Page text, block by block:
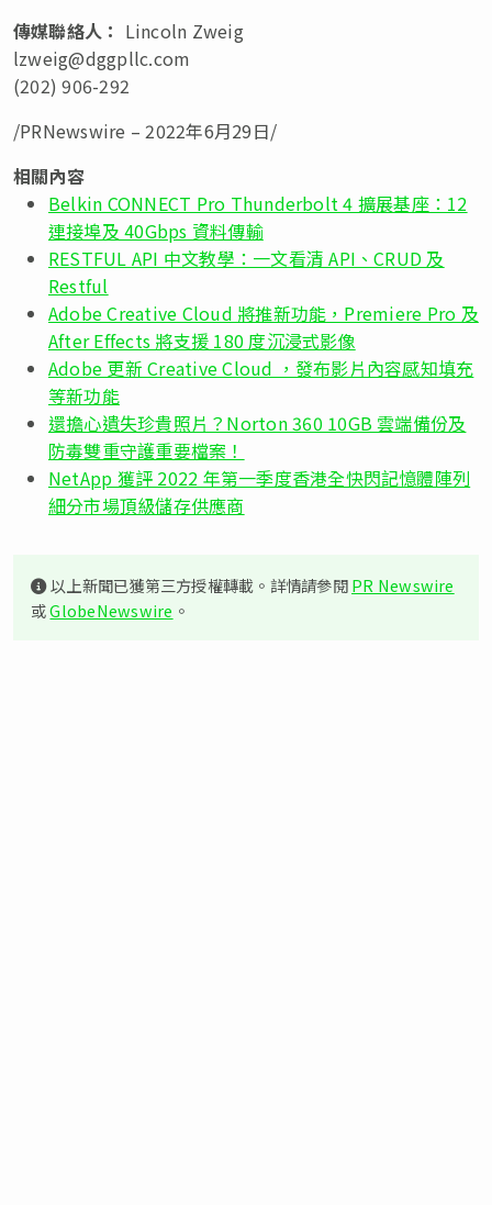
傳媒聯絡人： Lincoln Zweig
lzweig@dggpllc.com
(202) 906-292
/PRNewswire – 2022年6月29日/
相關內容
Belkin CONNECT Pro Thunderbolt 4 擴展基座：12
連接埠及 40Gbps 資料傳輸
RESTFUL API 中文教學：一文看清 API、CRUD 及
Restful
Adobe Creative Cloud 將推新功能，Premiere Pro 及
After Effects 將支援 180 度沉浸式影像
Adobe 更新 Creative Cloud ，發布影片內容感知填充
等新功能
還擔心遺失珍貴照片？Norton 360 10GB 雲端備份及
防毒雙重守護重要檔案！
NetApp 獲評 2022 年第一季度香港全快閃記憶體陣列
細分市場頂級儲存供應商
以上新聞已獲第三方授權轉載。詳情請參閱PR Newswire
或GlobeNewswire 。